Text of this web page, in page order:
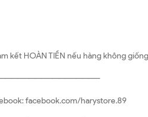
kết HOÀN TIỀN nếu hàng không
facebook.com/harystore.89